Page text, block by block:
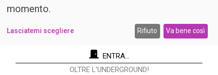
ENTRA...
OLTRE L’UNDERGROUND!
momento.
Lasciatemi scegliere Rifiuto Va bene così